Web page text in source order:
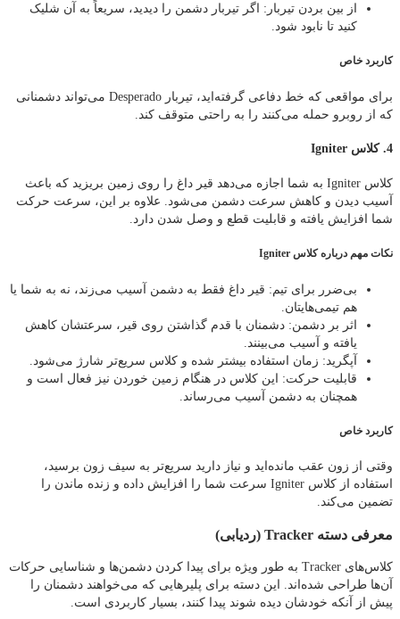
از بین بردن تیربار: اگر تیربار دشمن را دیدید، سریعاً به آن شلیک
کنید تا نابود شود.
کاربرد خاص
برای مواقعی که خط دفاعی گرفته‌اید، تیربار Desperado می‌تواند دشمنانی
که از روبرو حمله می‌کنند را به راحتی متوقف کند.
4. کلاس Igniter
کلاس Igniter به شما اجازه می‌دهد قیر داغ را روی زمین بریزید که باعث
آسیب دیدن و کاهش سرعت دشمن می‌شود. علاوه بر این، سرعت حرکت
شما افزایش یافته و قابلیت قطع و وصل شدن دارد.
نکات مهم درباره کلاس Igniter
بی‌ضرر برای تیم: قیر داغ فقط به دشمن آسیب می‌زند، نه به شما یا
هم‌ تیمی‌هایتان.
اثر بر دشمن: دشمنان با قدم گذاشتن روی قیر، سرعتشان کاهش
یافته و آسیب می‌بینند.
آپگرید: زمان استفاده بیشتر شده و کلاس سریع‌تر شارژ می‌شود.
قابلیت حرکت: این کلاس در هنگام زمین خوردن نیز فعال است و
همچنان به دشمن آسیب می‌رساند.
کاربرد خاص
وقتی از زون عقب مانده‌اید و نیاز دارید سریع‌تر به سیف زون برسید،
استفاده از کلاس Igniter سرعت شما را افزایش داده و زنده ماندن را
تضمین می‌کند.
معرفی دسته Tracker (ردیابی)
کلاس‌های Tracker به طور ویژه برای پیدا کردن دشمن‌ها و شناسایی حرکات
آن‌ها طراحی شده‌اند. این دسته برای پلیرهایی که می‌خواهند دشمنان را
پیش از آنکه خودشان دیده شوند پیدا کنند، بسیار کاربردی است.